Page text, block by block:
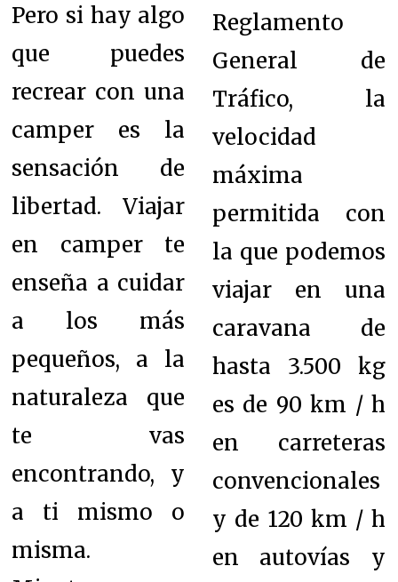
Pero si hay algo
que puedes
recrear con una
camper es la
sensación de
libertad. Viajar
en camper te
enseña a cuidar
a los más
pequeños, a la
naturaleza que
te vas
encontrando, y
a ti mismo o
misma.
Reglamento
General de
Tráfico, la
velocidad
máxima
permitida con
la que podemos
viajar en una
caravana de
hasta 3.500 kg
es de 90 km / h
en carreteras
convencionales
y de 120 km / h
en autovías y